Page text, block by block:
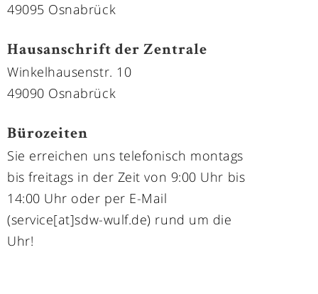
49095 Osnabrück
Hausanschrift der Zentrale
Winkelhausenstr. 10
49090 Osnabrück
Bürozeiten
Sie erreichen uns telefonisch montags
bis freitags in der Zeit von 9:00 Uhr bis
14:00 Uhr oder per E-Mail
(service[at]sdw-wulf.de) rund um die
Uhr!